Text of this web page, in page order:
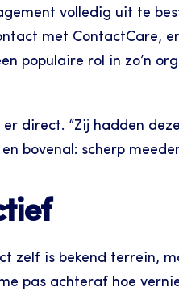
volledig uit te
met ContactCare,
populaire rol in zo’n
direct. “Zij hadden
bovenal: scherp
zelf is bekend terrein,
pas achteraf hoe